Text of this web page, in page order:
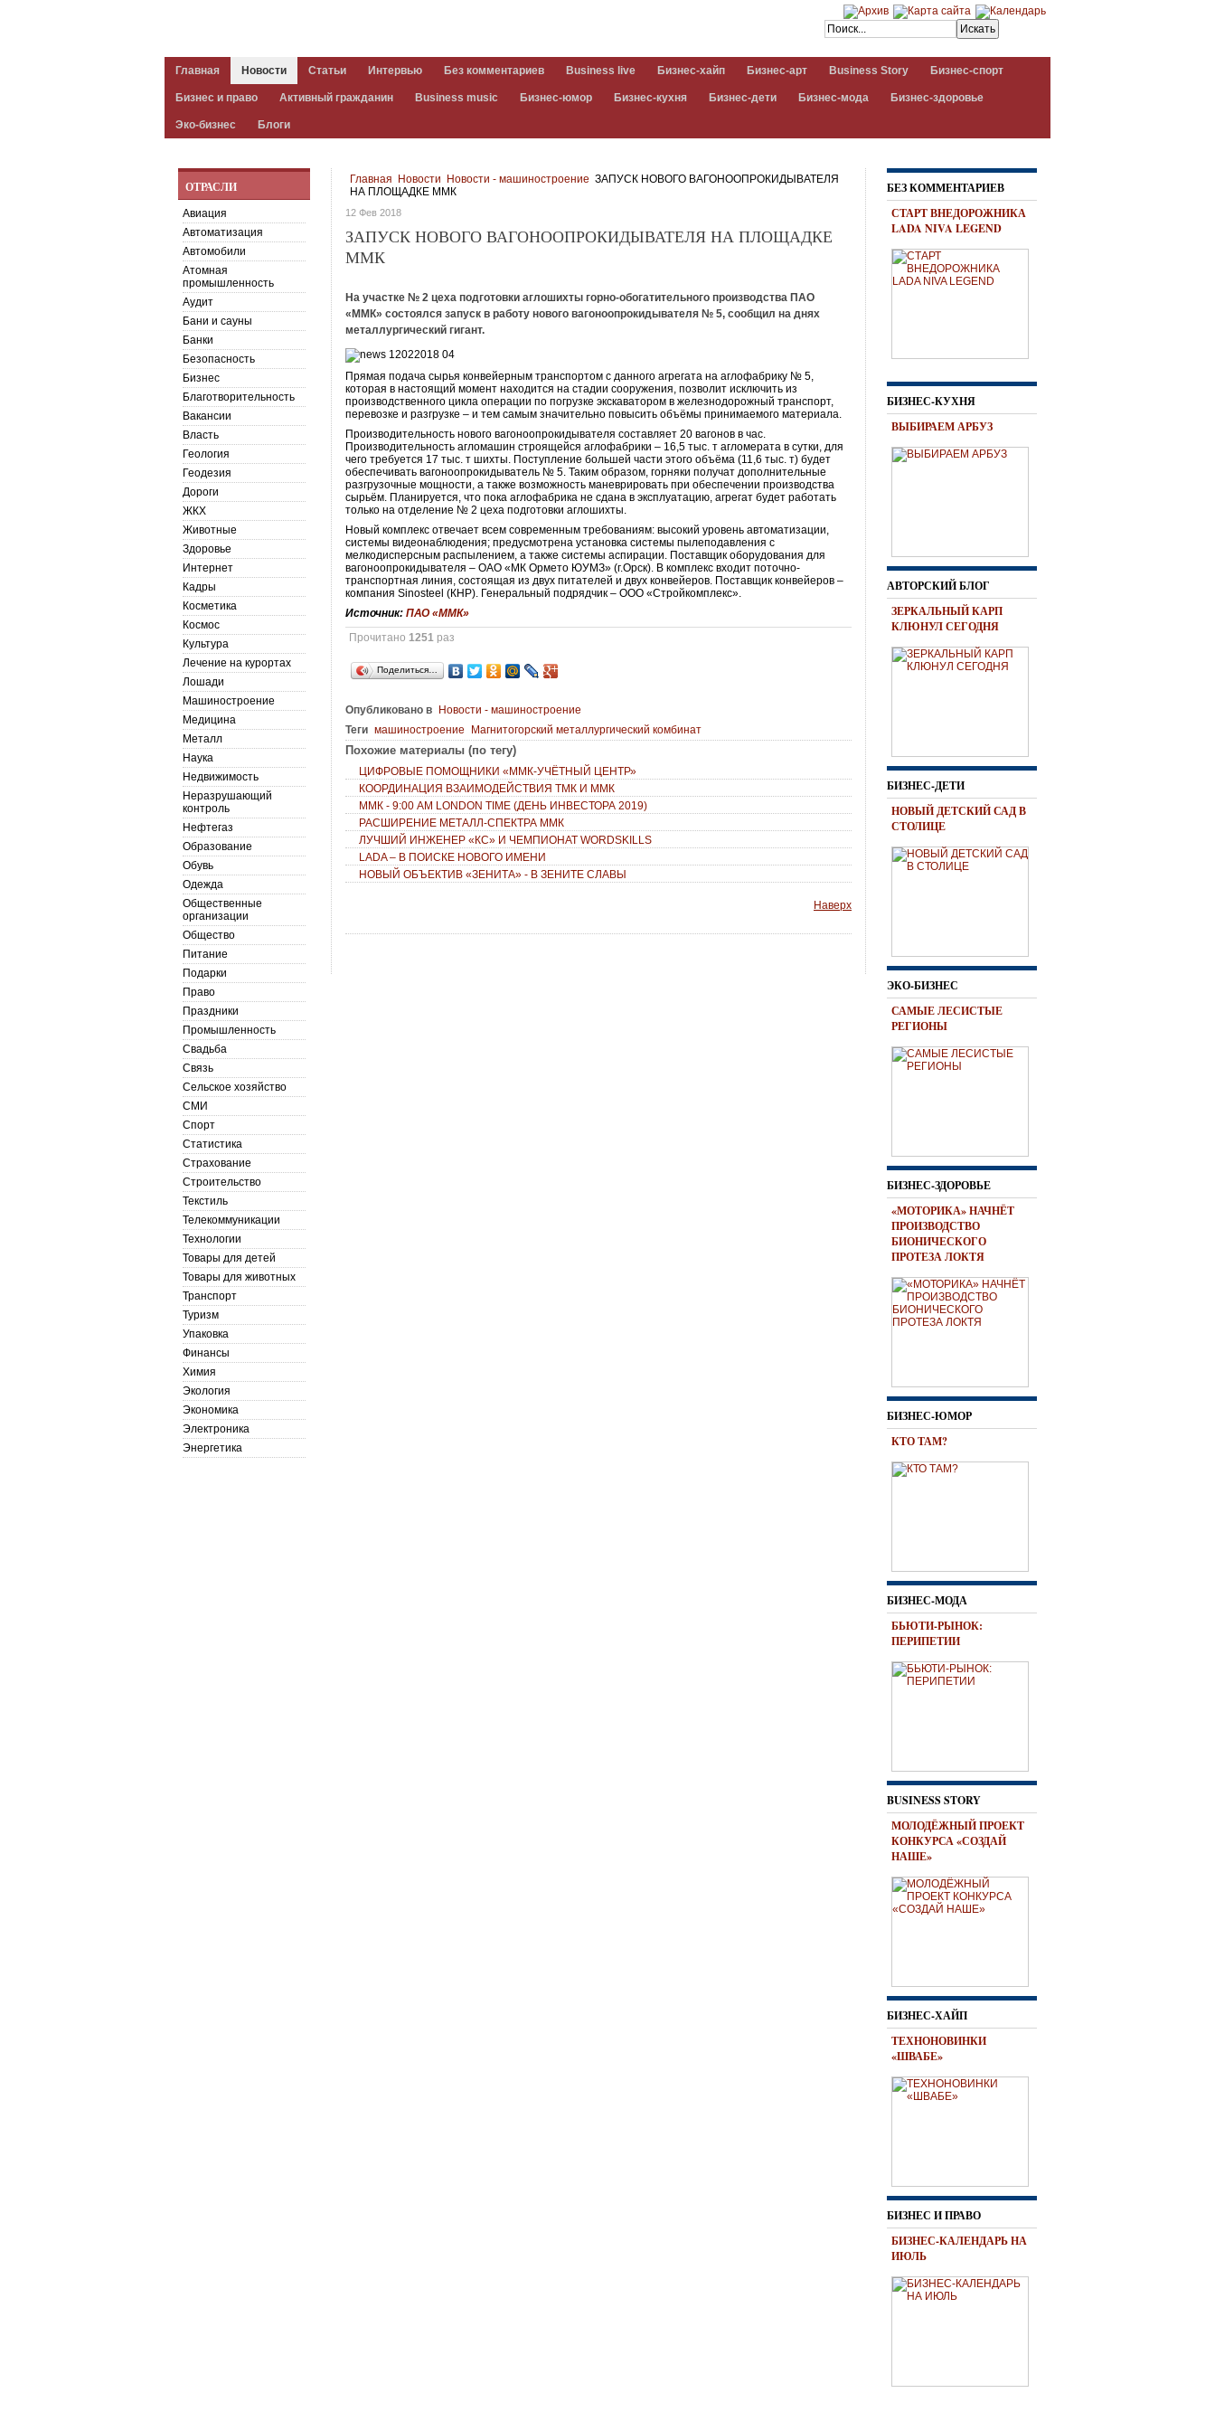
Главная Новости Статьи Интервью Без комментариев Business live Бизнес-хайп Бизнес-арт Business Story Бизнес-спорт
Бизнес и право Активный гражданин Business music Бизнес-юмор Бизнес-кухня Бизнес-дети Бизнес-мода Бизнес-здоровье
Эко-бизнес Блоги
Главная Новости Новости - машиностроение ЗАПУСК НОВОГО ВАГОНООПРОКИДЫВАТЕЛЯ
НА ПЛОЩАДКЕ ММК
12 Фев 2018
ЗАПУСК НОВОГО ВАГОНООПРОКИДЫВАТЕЛЯ НА ПЛОЩАДКЕ
ММК
На участке № 2 цеха подготовки аглошихты горно-обогатительного производства ПАО
«ММК» состоялся запуск в работу нового вагоноопрокидывателя № 5, сообщил на днях
металлургический гигант.
Прямая подача сырья конвейерным транспортом с данного агрегата на аглофабрику № 5,
которая в настоящий момент находится на стадии сооружения, позволит исключить из
производственного цикла операции по погрузке экскаватором в железнодорожный транспорт,
перевозке и разгрузке – и тем самым значительно повысить объёмы принимаемого материала.
Производительность нового вагоноопрокидывателя составляет 20 вагонов в час.
Производительность агломашин строящейся аглофабрики – 16,5 тыс. т агломерата в сутки, для
чего требуется 17 тыс. т шихты. Поступление большей части этого объёма (11,6 тыс. т) будет
обеспечивать вагоноопрокидыватель № 5. Таким образом, горняки получат дополнительные
разгрузочные мощности, а также возможность маневрировать при обеспечении производства
сырьём. Планируется, что пока аглофабрика не сдана в эксплуатацию, агрегат будет работать
только на отделение № 2 цеха подготовки аглошихты.
Новый комплекс отвечает всем современным требованиям: высокий уровень автоматизации,
системы видеонаблюдения; предусмотрена установка системы пылеподавления с
мелкодисперсным распылением, а также системы аспирации. Поставщик оборудования для
вагоноопрокидывателя – ОАО «МК Ормето ЮУМЗ» (г.Орск). В комплекс входит поточно-
транспортная линия, состоящая из двух питателей и двух конвейеров. Поставщик конвейеров –
компания Sinosteel (КНР). Генеральный подрядчик – ООО «Стройкомплекс».
Источник:ПАО «ММК»
Прочитано1251 раз
Поделиться…
Опубликовано в
Новости - машиностроение
Теги машиностроение
Магнитогорский металлургический комбинат
Похожие материалы (по тегу)
ЦИФРОВЫЕ ПОМОЩНИКИ «ММК-УЧЁТНЫЙ ЦЕНТР»
КООРДИНАЦИЯ ВЗАИМОДЕЙСТВИЯ ТМК И ММК
ММК - 9:00 АМ LONDON TIME (ДЕНЬ ИНВЕСТОРА 2019)
РАСШИРЕНИЕ МЕТАЛЛ-СПЕКТРА ММК
ЛУЧШИЙ ИНЖЕНЕР «КС» И ЧЕМПИОНАТ WORDSKILLS
LADA – В ПОИСКЕ НОВОГО ИМЕНИ
НОВЫЙ ОБЪЕКТИВ «ЗЕНИТА» - В ЗЕНИТЕ СЛАВЫ
Наверх
ОТРАСЛИ
Авиация
Автоматизация
Автомобили
Атомная
промышленность
Аудит
Бани и сауны
Банки
Безопасность
Бизнес
Благотворительность
Вакансии
Власть
Геология
Геодезия
Дороги
ЖКХ
Животные
Здоровье
Интернет
Кадры
Косметика
Космос
Культура
Лечение на курортах
Лошади
Машиностроение
Медицина
Металл
Наука
Недвижимость
Неразрушающий
контроль
Нефтегаз
Образование
Обувь
Одежда
Общественные
организации
Общество
Питание
Подарки
Право
Праздники
Промышленность
Свадьба
Связь
Сельское хозяйство
СМИ
Спорт
Статистика
Страхование
Строительство
Текстиль
Телекоммуникации
Технологии
Товары для детей
Товары для животных
Транспорт
Туризм
Упаковка
Финансы
Химия
Экология
Экономика
Электроника
Энергетика
БЕЗ КОММЕНТАРИЕВ
СТАРТ ВНЕДОРОЖНИКА
LADA NIVA LEGEND
БИЗНЕС-КУХНЯ
ВЫБИРАЕМ АРБУЗ
АВТОРСКИЙ БЛОГ
ЗЕРКАЛЬНЫЙ КАРП
КЛЮНУЛ СЕГОДНЯ
БИЗНЕС-ДЕТИ
НОВЫЙ ДЕТСКИЙ САД В
СТОЛИЦЕ
ЭКО-БИЗНЕС
САМЫЕ ЛЕСИСТЫЕ
РЕГИОНЫ
БИЗНЕС-ЗДОРОВЬЕ
«МОТОРИКА» НАЧНЁТ
ПРОИЗВОДСТВО
БИОНИЧЕСКОГО
ПРОТЕЗА ЛОКТЯ
БИЗНЕС-ЮМОР
КТО ТАМ?
БИЗНЕС-МОДА
БЬЮТИ-РЫНОК:
ПЕРИПЕТИИ
BUSINESS STORY
МОЛОДЁЖНЫЙ ПРОЕКТ
КОНКУРСА «СОЗДАЙ
НАШЕ»
БИЗНЕС-ХАЙП
ТЕХНОНОВИНКИ
«ШВАБЕ»
БИЗНЕС И ПРАВО
БИЗНЕС-КАЛЕНДАРЬ НА
ИЮЛЬ